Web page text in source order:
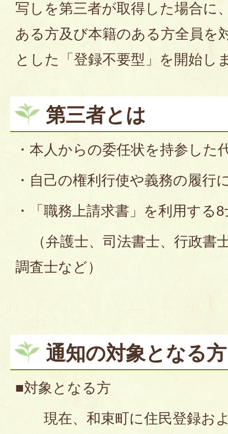
写しを第三者が取得した場合に
ある方及び本籍のある方全員を
とした「登録不要型」を開始し
第三者とは
・本人からの委任状を持参した
・自己の権利行使や義務の履行
・「職務上請求書」を利用する8
（弁護士、司法書士、行政書
調査士など）
通知の対象となる
■対象となる方
現在、和束町に住民登録お